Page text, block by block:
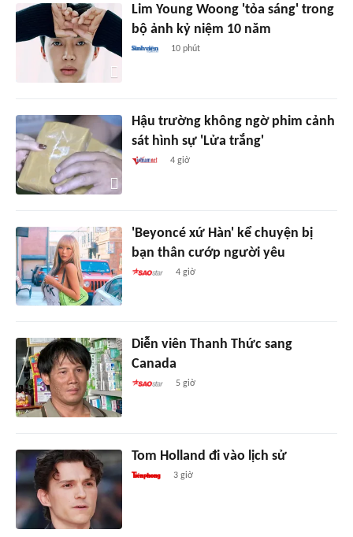
Lim Young Woong 'tỏa sáng' trong
bộ ảnh kỷ niệm 10 năm
10 phút
Hậu trường không ngờ phim cảnh
sát hình sự 'Lửa trắng'
4 giờ
'Beyoncé xứ Hàn' kể chuyện bị
bạn thân cướp người yêu
4 giờ
Diễn viên Thanh Thức sang
Canada
5 giờ
Tom Holland đi vào lịch sử
3 giờ